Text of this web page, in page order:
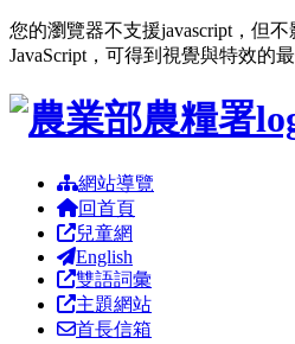
您的瀏覽器不支援javascript，但
JavaScript，可得到視覺與特效的
跳到主要內容區塊
網站導覽
回首頁
兒童網
English
雙語詞彙
主題網站
首長信箱